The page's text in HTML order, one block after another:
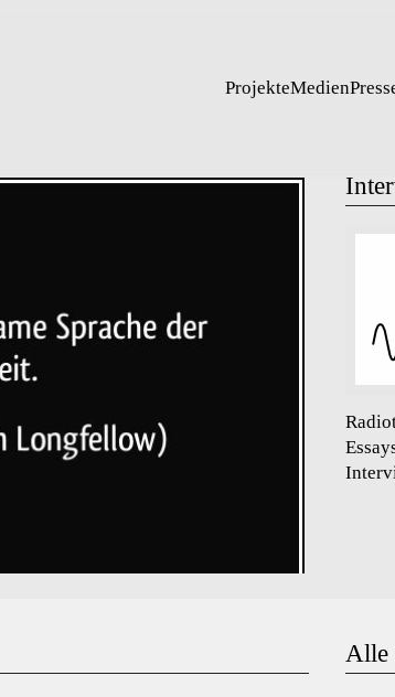
ProjekteMedien
Alle